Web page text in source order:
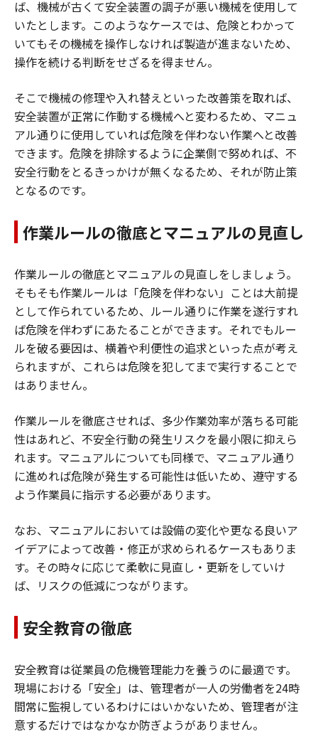
ば、機械が古くて安全装置の調子が悪い機械を使用して
いたとします。このようなケースでは、危険とわかって
いてもその機械を操作しなければ製造が進まないため、
操作を続ける判断をせざるを得ません。
そこで機械の修理や入れ替えといった改善策を取れば、
安全装置が正常に作動する機械へと変わるため、マニュ
アル通りに使用していれば危険を伴わない作業へと改善
できます。危険を排除するように企業側で努めれば、不
安全行動をとるきっかけが無くなるため、それが防止策
となるのです。
作業ルールの徹底とマニュアルの見直し
作業ルールの徹底とマニュアルの見直しをしましょう。
そもそも作業ルールは「危険を伴わない」ことは大前提
として作られているため、ルール通りに作業を遂行すれ
ば危険を伴わずにあたることができます。それでもルー
ルを破る要因は、横着や利便性の追求といった点が考え
られますが、これらは危険を犯してまで実行することで
はありません。
作業ルールを徹底させれば、多少作業効率が落ちる可能
性はあれど、不安全行動の発生リスクを最小限に抑えら
れます。マニュアルについても同様で、マニュアル通り
に進めれば危険が発生する可能性は低いため、遵守する
よう作業員に指示する必要があります。
なお、マニュアルにおいては設備の変化や更なる良いア
イデアによって改善・修正が求められるケースもありま
す。その時々に応じて柔軟に見直し・更新をしていけ
ば、リスクの低減につながります。
安全教育の徹底
安全教育は従業員の危機管理能力を養うのに最適です。
現場における「安全」は、管理者が一人の労働者を24時
間常に監視しているわけにはいかないため、管理者が注
意するだけではなかなか防ぎようがありません。